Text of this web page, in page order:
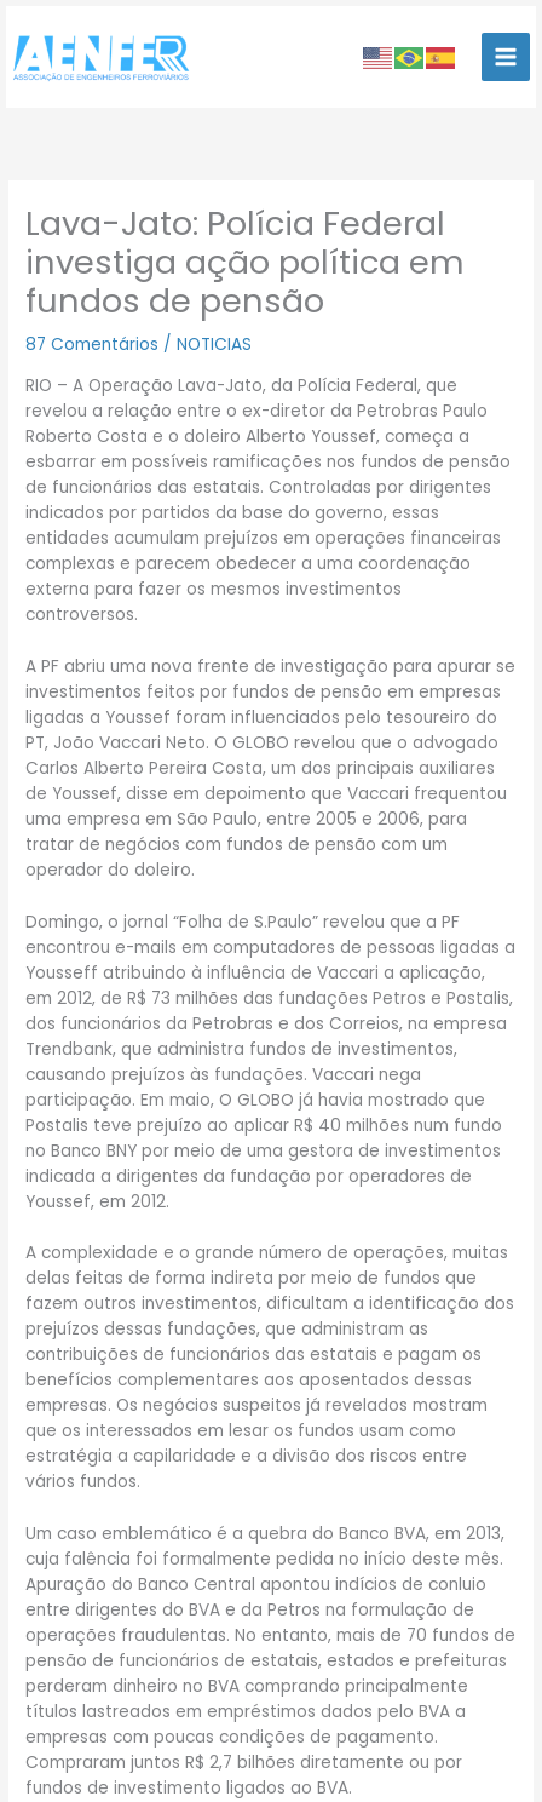
para
conteúdo
Lava-Jato: Polícia Federal
investiga ação política em
fundos de pensão
87 Comentários /NOTICIAS
RIO – A Operação Lava-Jato, da Polícia Federal, que
revelou a relação entre o ex-diretor da Petrobras Paulo
Roberto Costa e o doleiro Alberto Youssef, começa a
esbarrar em possíveis ramificações nos fundos de pensão
de funcionários das estatais. Controladas por dirigentes
indicados por partidos da base do governo, essas
entidades acumulam prejuízos em operações financeiras
complexas e parecem obedecer a uma coordenação
externa para fazer os mesmos investimentos
controversos.
A PF abriu uma nova frente de investigação para apurar se
investimentos feitos por fundos de pensão em empresas
ligadas a Youssef foram influenciados pelo tesoureiro do
PT, João Vaccari Neto. O GLOBO revelou que o advogado
Carlos Alberto Pereira Costa, um dos principais auxiliares
de Youssef, disse em depoimento que Vaccari frequentou
uma empresa em São Paulo, entre 2005 e 2006, para
tratar de negócios com fundos de pensão com um
operador do doleiro.
Domingo, o jornal “Folha de S.Paulo” revelou que a PF
encontrou e-mails em computadores de pessoas ligadas a
Yousseff atribuindo à influência de Vaccari a aplicação,
em 2012, de R$ 73 milhões das fundações Petros e Postalis,
dos funcionários da Petrobras e dos Correios, na empresa
Trendbank, que administra fundos de investimentos,
causando prejuízos às fundações. Vaccari nega
participação. Em maio, O GLOBO já havia mostrado que
Postalis teve prejuízo ao aplicar R$ 40 milhões num fundo
no Banco BNY por meio de uma gestora de investimentos
indicada a dirigentes da fundação por operadores de
Youssef, em 2012.
A complexidade e o grande número de operações, muitas
delas feitas de forma indireta por meio de fundos que
fazem outros investimentos, dificultam a identificação dos
prejuízos dessas fundações, que administram as
contribuições de funcionários das estatais e pagam os
benefícios complementares aos aposentados dessas
empresas. Os negócios suspeitos já revelados mostram
que os interessados em lesar os fundos usam como
estratégia a capilaridade e a divisão dos riscos entre
vários fundos.
Um caso emblemático é a quebra do Banco BVA, em 2013,
cuja falência foi formalmente pedida no início deste mês.
Apuração do Banco Central apontou indícios de conluio
entre dirigentes do BVA e da Petros na formulação de
operações fraudulentas. No entanto, mais de 70 fundos de
pensão de funcionários de estatais, estados e prefeituras
perderam dinheiro no BVA comprando principalmente
títulos lastreados em empréstimos dados pelo BVA a
empresas com poucas condições de pagamento.
Compraram juntos R$ 2,7 bilhões diretamente ou por
fundos de investimento ligados ao BVA.